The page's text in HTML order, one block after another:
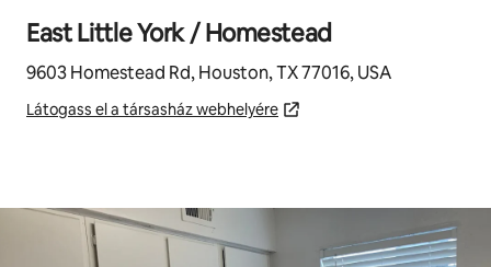
East Little York / Homestead
9603 Homestead Rd, Houston, TX 77016, USA
Látogass el a társasház webhelyére